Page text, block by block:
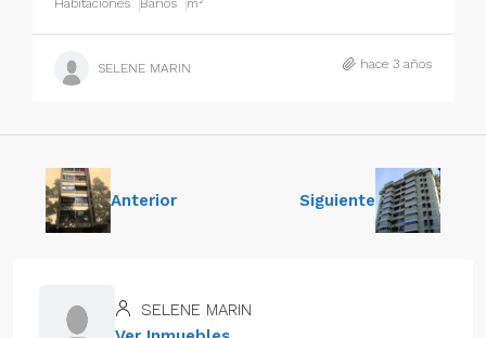
Habitaciones Baños m²
SELENE MARIN hace 3 años
Anterior Siguiente
SELENE MARIN